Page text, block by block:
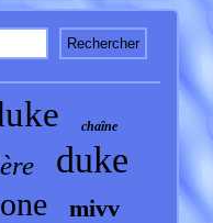
chaîne
duke
mivv